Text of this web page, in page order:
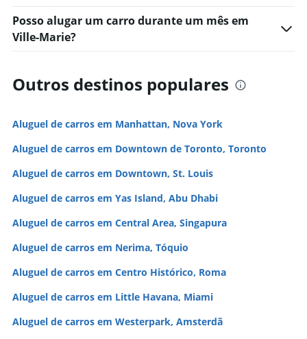
Posso alugar um carro durante um mês em
Ville-Marie?
Outros destinos populares
Aluguel de carros em Manhattan, Nova York
Aluguel de carros em Downtown de Toronto, Toronto
Aluguel de carros em Downtown, St. Louis
Aluguel de carros em Yas Island, Abu Dhabi
Aluguel de carros em Central Area, Singapura
Aluguel de carros em Nerima, Tóquio
Aluguel de carros em Centro Histórico, Roma
Aluguel de carros em Little Havana, Miami
Aluguel de carros em Westerpark, Amsterdã